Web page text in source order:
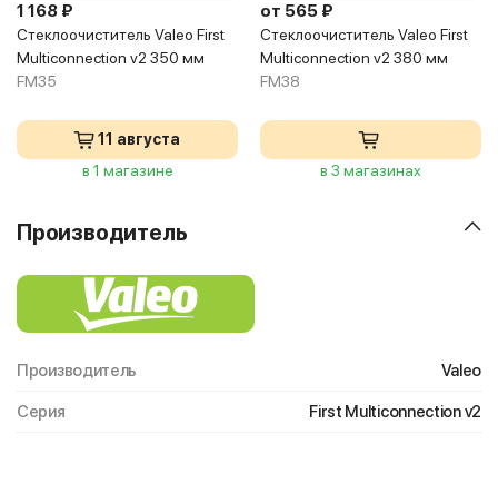
1 168 ₽
Стеклоочиститель Valeo First
Multiconnection v2 350 мм
FM35
11 августа
в 1 магазине
от 565 ₽
Стеклоочиститель Valeo First
Multiconnection v2 380 мм
FM38
в 3 магазинах
Производитель
Производитель Valeo
Серия First Multiconnection v2